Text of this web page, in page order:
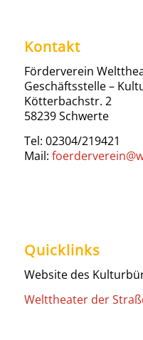
Kontakt
Förderverein
Geschäftsstelle –
Kötterbachstr. 2
58239 Schwerte
Tel: 02304/219421
Mail:
Quicklinks
Website des
Welttheater der